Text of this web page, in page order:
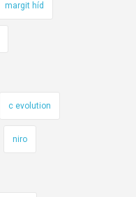
margit híd
c evolution
niro